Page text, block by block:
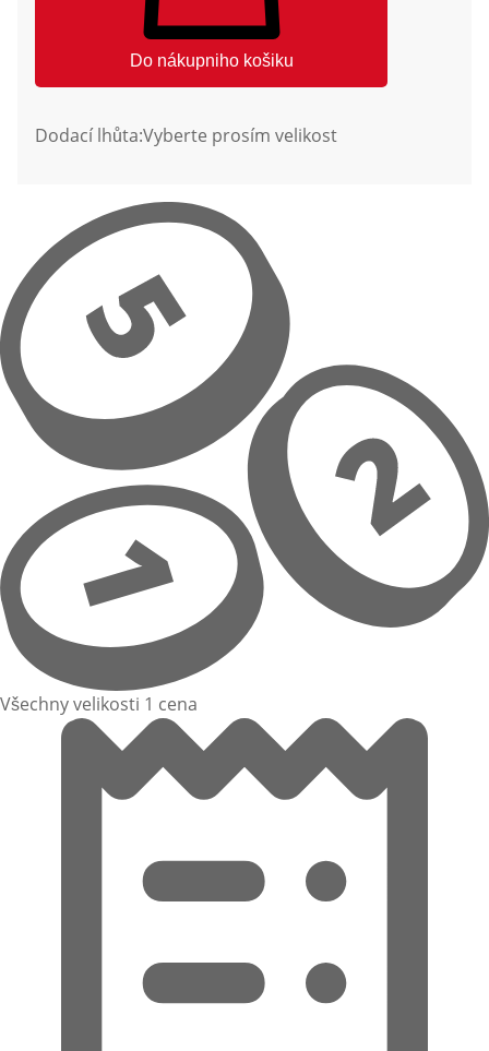
Do nákupniho košiku
Dodací lhůta:Vyberte prosím velikost
Všechny velikosti 1 cena